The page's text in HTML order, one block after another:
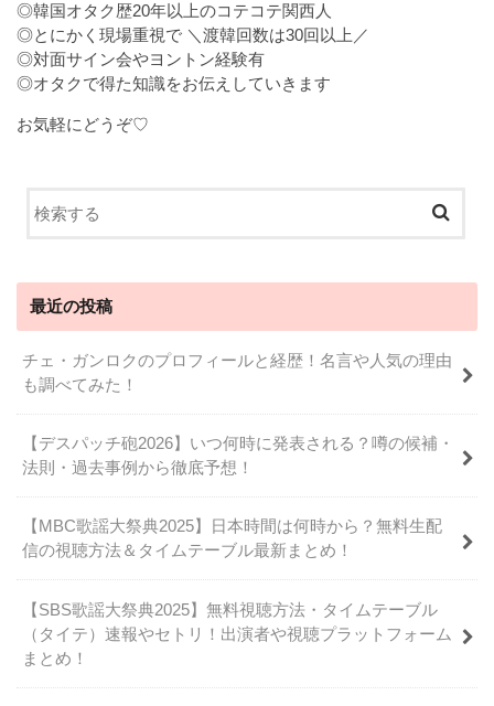
◎韓国オタク歴20年以上のコテコテ関西人
◎とにかく現場重視で ＼渡韓回数は30回以上／
◎対面サイン会やヨントン経験有
◎オタクで得た知識をお伝えしていきます
お気軽にどうぞ♡
最近の投稿
チェ・ガンロクのプロフィールと経歴！名言や人気の理由
も調べてみた！
【デスパッチ砲2026】いつ何時に発表される？噂の候補・
法則・過去事例から徹底予想！
【MBC歌謡大祭典2025】日本時間は何時から？無料生配
信の視聴方法＆タイムテーブル最新まとめ！
【SBS歌謡大祭典2025】無料視聴方法・タイムテーブル
（タイテ）速報やセトリ！出演者や視聴プラットフォーム
まとめ！